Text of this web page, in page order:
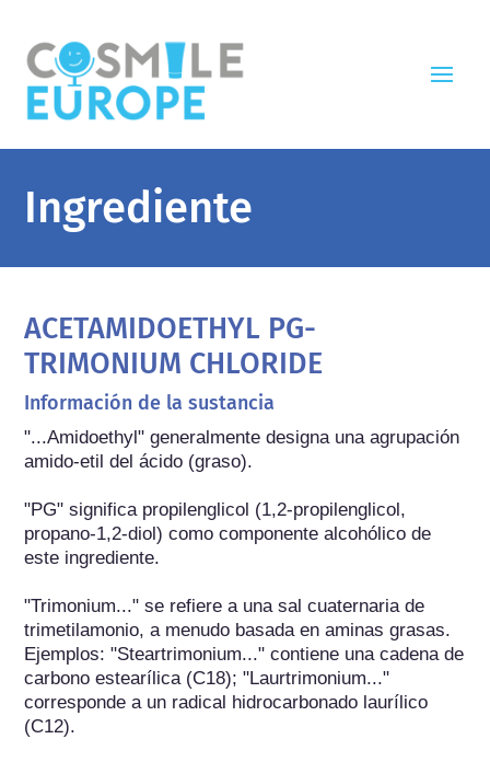
Ingrediente
ACETAMIDOETHYL PG-
TRIMONIUM CHLORIDE
Información de la sustancia
"...Amidoethyl" generalmente designa una agrupación
amido-etil del ácido (graso).
"PG" significa propilenglicol (1,2-propilenglicol,
propano-1,2-diol) como componente alcohólico de
este ingrediente.
"Trimonium..." se refiere a una sal cuaternaria de
trimetilamonio, a menudo basada en aminas grasas.
Ejemplos: "Steartrimonium..." contiene una cadena de
carbono estearílica (C18); "Laurtrimonium..."
corresponde a un radical hidrocarbonado laurílico
(C12).